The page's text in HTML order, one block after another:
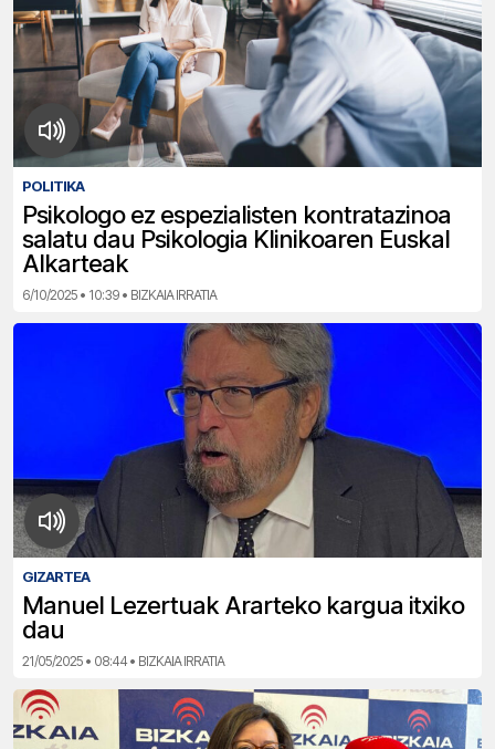
POLITIKA
Psikologo ez espezialisten kontratazinoa
salatu dau Psikologia Klinikoaren Euskal
Alkarteak
6/10/2025 • 10:39 • BIZKAIA IRRATIA
GIZARTEA
Manuel Lezertuak Ararteko kargua itxiko
dau
21/05/2025 • 08:44 • BIZKAIA IRRATIA